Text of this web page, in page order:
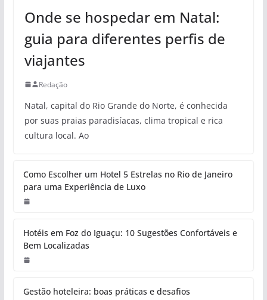
Onde se hospedar em Natal:
guia para diferentes perfis de
viajantes
Redação
Natal, capital do Rio Grande do Norte, é conhecida
por suas praias paradisíacas, clima tropical e rica
cultura local. Ao
Como Escolher um Hotel 5 Estrelas no Rio de Janeiro
para uma Experiência de Luxo
Hotéis em Foz do Iguaçu: 10 Sugestões Confortáveis e
Bem Localizadas
Gestão hoteleira: boas práticas e desafios